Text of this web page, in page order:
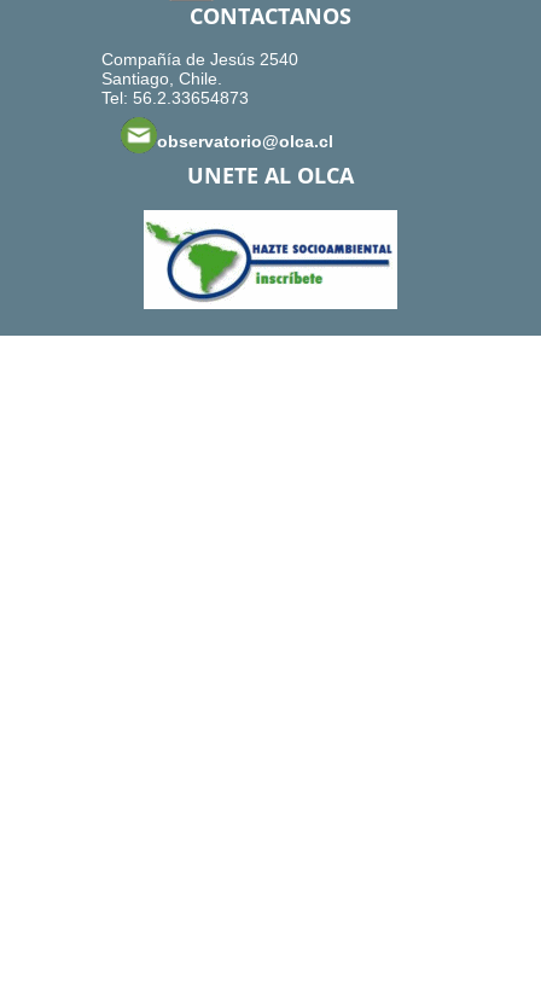
CONTACTANOS
Compañía de Jesús 2540
Santiago, Chile.
Tel: 56.2.33654873
observatorio@olca.cl
UNETE AL OLCA